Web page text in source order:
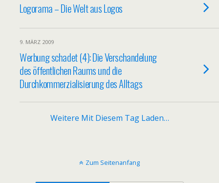
Logorama – Die Welt aus Logos
9. MÄRZ 2009
Werbung schadet (4): Die Verschandelung
des öffentlichen Raums und die
Durchkommerzialisierung des Alltags
Weitere Mit Diesem Tag Laden…
Zum Seitenanfang